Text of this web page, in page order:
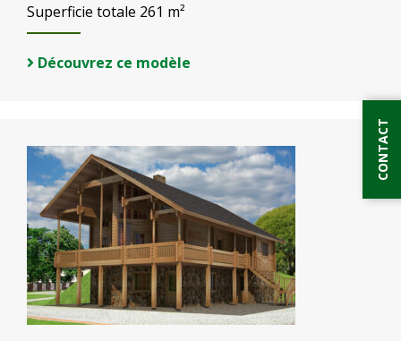
Superficie totale 261 m²
Découvrez ce modèle
CONTACT